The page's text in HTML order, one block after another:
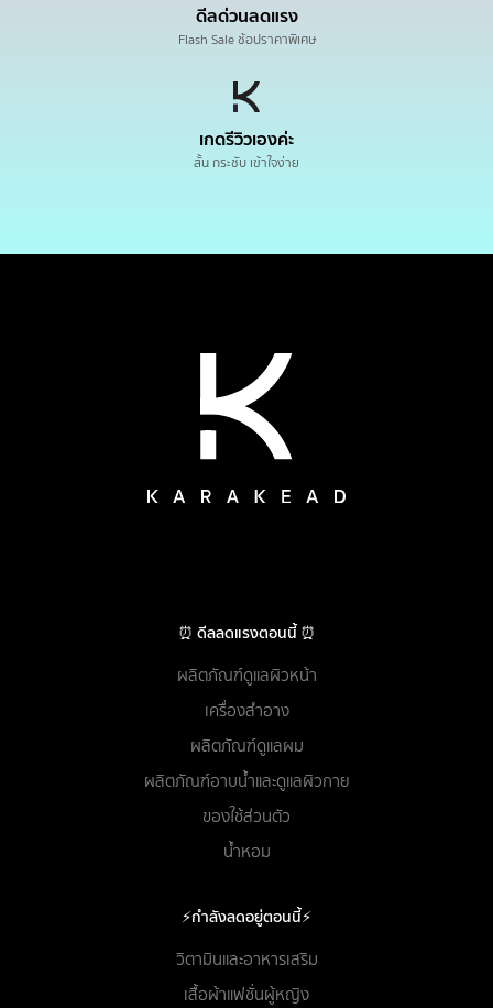
ดีลด่วนลดแรง
Flash Sale ช้อปราคาพิเศษ
เกดรีวิวเองค่ะ
สั้น กระชับ เข้าใจง่าย
⏰ ดีลลดแรงตอนนี้ ⏰
ผลิตภัณฑ์ดูแลผิวหน้า
เครื่องสำอาง
ผลิตภัณฑ์ดูแลผม
ผลิตภัณฑ์อาบน้ำและดูแลผิวกาย
ของใช้ส่วนตัว
น้ำหอม
⚡กำลังลดอยู่ตอนนี้⚡
วิตามินและอาหารเสริม
เสื้อผ้าแฟชั่นผู้หญิง